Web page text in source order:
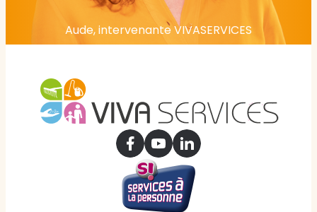
Aude, intervenante VIVASERVICES